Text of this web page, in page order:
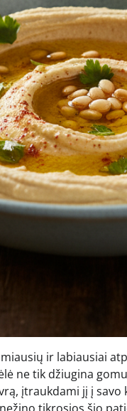
ir labiausiai
ne tik džiugina
įtraukdami jį į